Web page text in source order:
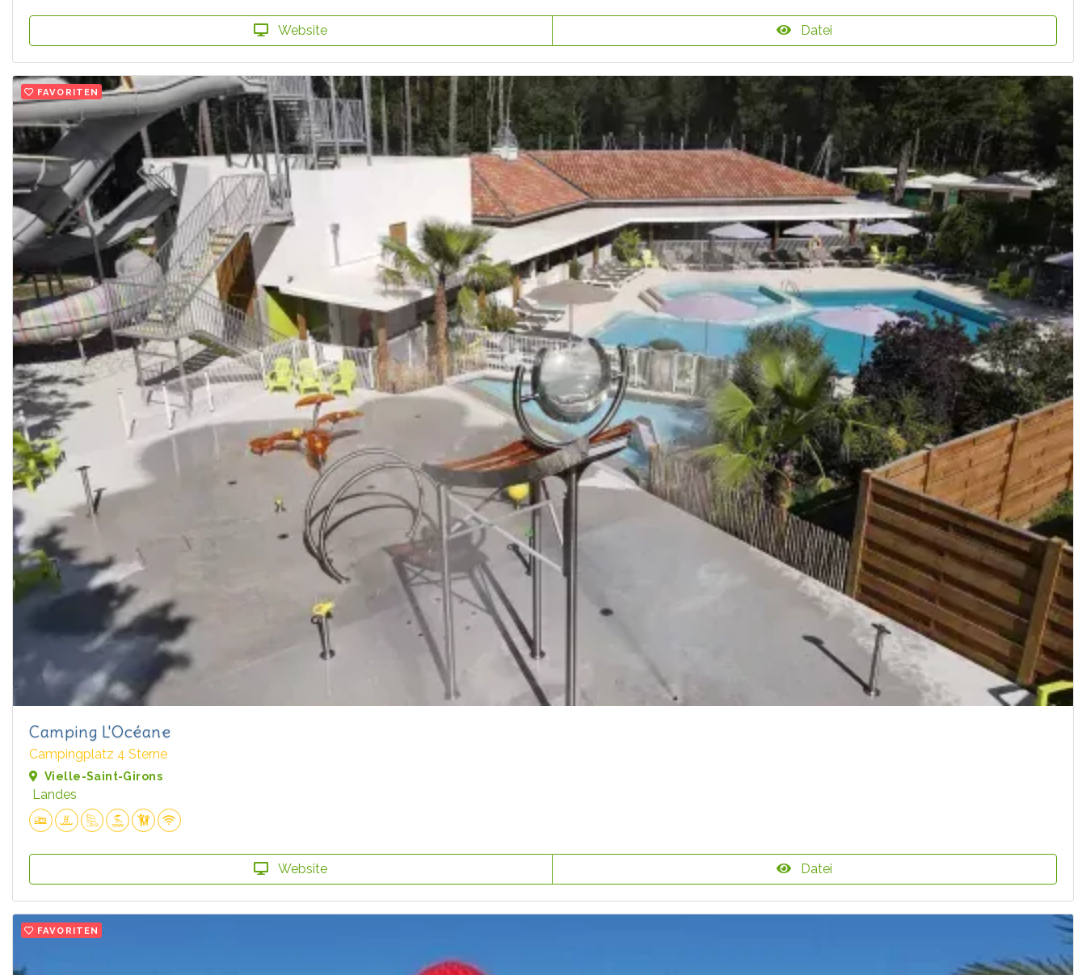
Website Datei
FAVORITEN
Camping L'Océane
Campingplatz 4 Sterne
Vielle-Saint-Girons
Landes
Website Datei
FAVORITEN